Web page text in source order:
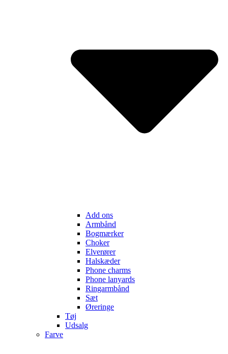
Add ons
Armbånd
Bogmærker
Choker
Elverører
Halskæder
Phone charms
Phone lanyards
Ringarmbånd
Sæt
Øreringe
Tøj
Udsalg
Farve